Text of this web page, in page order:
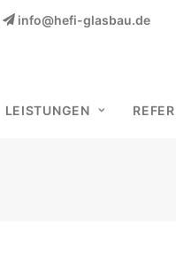
info@hefi-glasbau.de
LEISTUNGEN